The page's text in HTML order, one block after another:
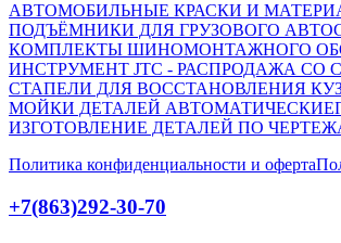
АВТОМОБИЛЬНЫЕ КРАСКИ И
ПОДЪЁМНИКИ ДЛЯ ГРУЗОВОГО
КОМПЛЕКТЫ ШИНОМОНТАЖНОГО
ИНСТРУМЕНТ JTC - РАСПРОДАЖА СО
СТАПЕЛИ ДЛЯ ВОССТАНОВЛЕНИЯ
МОЙКИ ДЕТАЛЕЙ АВТОМАТИЧЕСКИЕ
ИЗГОТОВЛЕНИЕ ДЕТАЛЕЙ ПО
Политика конфиденциальности и оферта
+7(863)292-30-70